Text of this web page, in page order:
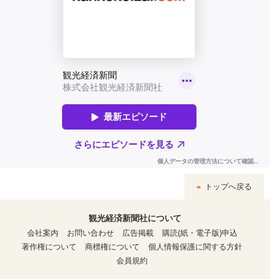
トップへ戻る
観光経済新聞社について
会社案内
お問い合わせ 広告掲載
購読(紙・電子版)申込
著作権について
商標権について
個人情報保護に関する方針
会員規約